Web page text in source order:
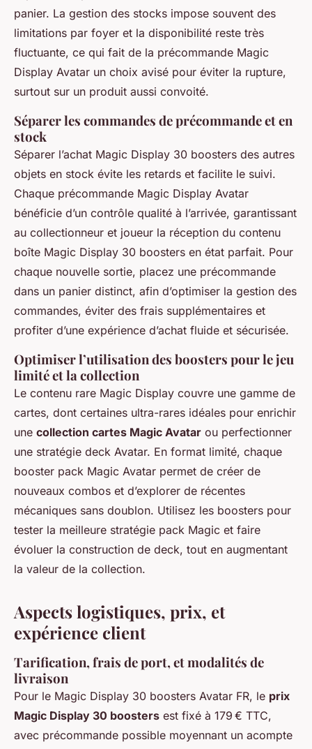
panier. La gestion des stocks impose souvent des
limitations par foyer et la disponibilité reste très
fluctuante, ce qui fait de la précommande Magic
Display Avatar un choix avisé pour éviter la rupture,
surtout sur un produit aussi convoité.
Séparer les commandes de précommande et en
stock
Séparer l’achat Magic Display 30 boosters des autres
objets en stock évite les retards et facilite le suivi.
Chaque précommande Magic Display Avatar
bénéficie d’un contrôle qualité à l’arrivée, garantissant
au collectionneur et joueur la réception du contenu
boîte Magic Display 30 boosters en état parfait. Pour
chaque nouvelle sortie, placez une précommande
dans un panier distinct, afin d’optimiser la gestion des
commandes, éviter des frais supplémentaires et
profiter d’une expérience d’achat fluide et sécurisée.
Optimiser l’utilisation des boosters pour le jeu
limité et la collection
Le contenu rare Magic Display couvre une gamme de
cartes, dont certaines ultra-rares idéales pour enrichir
une collection cartes Magic Avatar ou perfectionner
une stratégie deck Avatar. En format limité, chaque
booster pack Magic Avatar permet de créer de
nouveaux combos et d’explorer de récentes
mécaniques sans doublon. Utilisez les boosters pour
tester la meilleure stratégie pack Magic et faire
évoluer la construction de deck, tout en augmentant
la valeur de la collection.
Aspects logistiques, prix, et
expérience client
Tarification, frais de port, et modalités de
livraison
Pour le Magic Display 30 boosters Avatar FR, le prix
Magic Display 30 boosters est fixé à 179 € TTC,
avec précommande possible moyennant un acompte